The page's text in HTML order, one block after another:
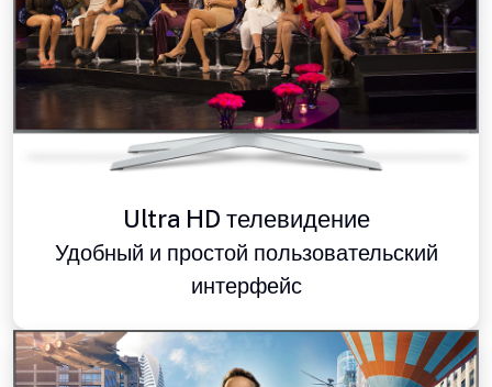
Ultra HD телевидение
Удобный и простой пользовательский
интерфейс